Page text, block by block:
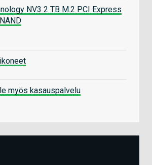
NV3 2 TB M.2 PCI Express
myös kasauspalvelu